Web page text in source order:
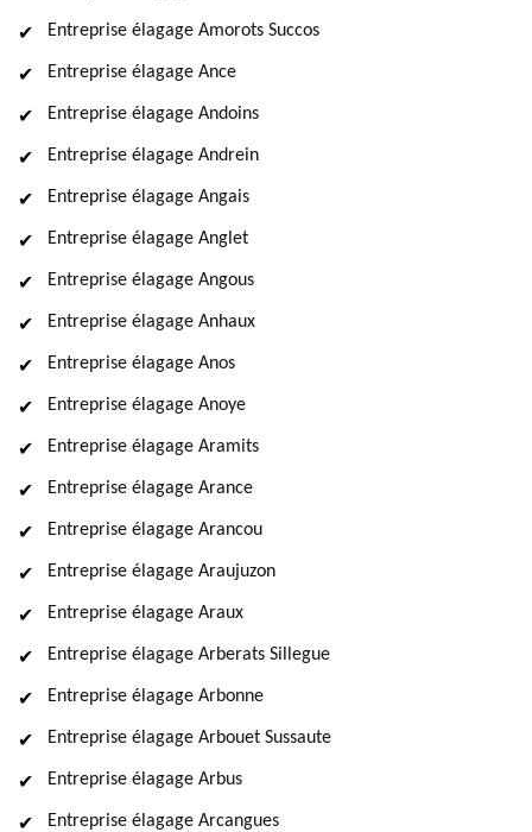
Entreprise élagage Amorots Succos
Entreprise élagage Ance
Entreprise élagage Andoins
Entreprise élagage Andrein
Entreprise élagage Angais
Entreprise élagage Anglet
Entreprise élagage Angous
Entreprise élagage Anhaux
Entreprise élagage Anos
Entreprise élagage Anoye
Entreprise élagage Aramits
Entreprise élagage Arance
Entreprise élagage Arancou
Entreprise élagage Araujuzon
Entreprise élagage Araux
Entreprise élagage Arberats Sillegue
Entreprise élagage Arbonne
Entreprise élagage Arbouet Sussaute
Entreprise élagage Arbus
Entreprise élagage Arcangues